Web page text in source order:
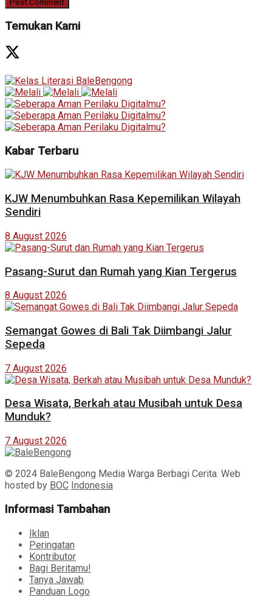
Temukan Kami
Kabar Terbaru
KJW Menumbuhkan Rasa Kepemilikan Wilayah
Sendiri
8 August 2026
Pasang-Surut dan Rumah yang Kian Tergerus
8 August 2026
Semangat Gowes di Bali Tak Diimbangi Jalur
Sepeda
7 August 2026
Desa Wisata, Berkah atau Musibah untuk Desa
Munduk?
7 August 2026
© 2024 BaleBengong Media Warga Berbagi Cerita. Web
hosted by BOC Indonesia
Informasi Tambahan
Iklan
Peringatan
Kontributor
Bagi Beritamu!
Tanya Jawab
Panduan Logo